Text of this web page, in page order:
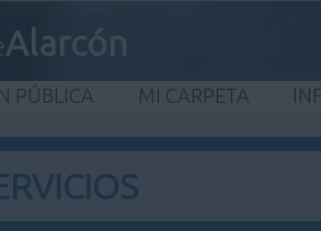
Alarcón
PÚBLICA MI CARPETA